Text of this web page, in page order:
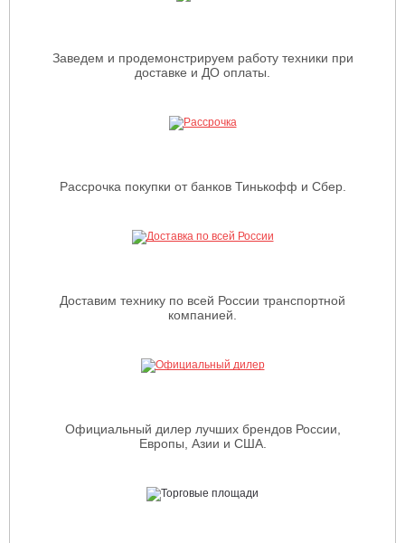
Заведем и продемонстрируем работу техники при
доставке и ДО оплаты.
Рассрочка покупки от банков Тинькофф и Сбер.
Доставим технику по всей России транспортной
компанией.
Официальный дилер лучших брендов России,
Европы, Азии и США.